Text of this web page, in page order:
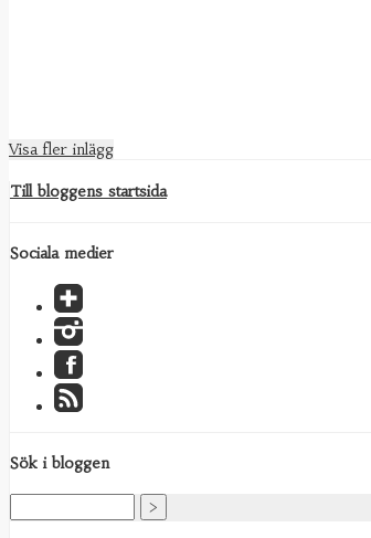
Visa fler inlägg
Till bloggens startsida
Sociala medier
Sök i bloggen